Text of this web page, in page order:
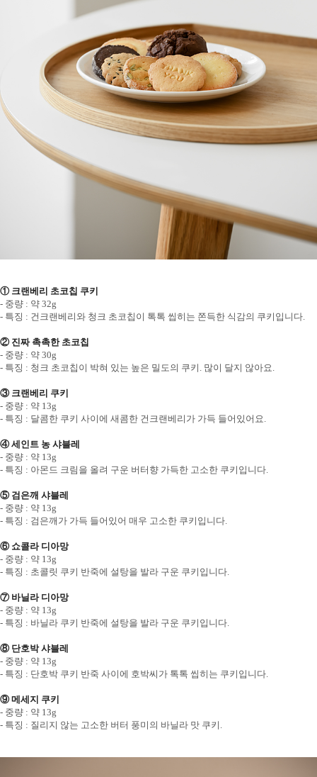
① 크랜베리 초코칩 쿠키
- 중량 : 약 32g
- 특징 : 건크랜베리와 청크 초코칩이 톡톡 씹히는 쫀득한 식감의 쿠키입니다.
② 진짜 촉촉한 초코칩
- 중량 : 약 30g
- 특징 : 청크 초코칩이 박혀 있는 높은 밀도의 쿠키. 많이 달지 않아요.
③ 크랜베리 쿠키
- 중량 : 약 13g
- 특징 : 달콤한 쿠키 사이에 새콤한 건크랜베리가 가득 들어있어요.
④ 세인트 농 샤블레
- 중량 : 약 13g
- 특징 : 아몬드 크림을 올려 구운 버터향 가득한 고소한 쿠키입니다.
⑤ 검은깨 샤블레
- 중량 : 약 13g
- 특징 : 검은깨가 가득 들어있어 매우 고소한 쿠키입니다.
⑥ 쇼콜라 디아망
- 중량 : 약 13g
- 특징 : 초콜릿 쿠키 반죽에 설탕을 발라 구운 쿠키입니다.
⑦ 바닐라 디아망
- 중량 : 약 13g
- 특징 : 바닐라 쿠키 반죽에 설탕을 발라 구운 쿠키입니다.
⑧ 단호박 샤블레
- 중량 : 약 13g
- 특징 : 단호박 쿠키 반죽 사이에 호박씨가 톡톡 씹히는 쿠키입니다.
⑨ 메세지 쿠키
- 중량 : 약 13g
- 특징 : 질리지 않는 고소한 버터 풍미의 바닐라 맛 쿠키.